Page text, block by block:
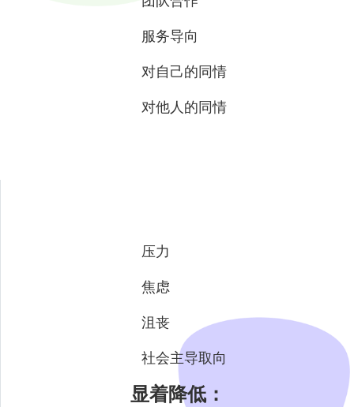
服务导向
对自己的同情
对他人的同情
压力
焦虑
沮丧
社会主导取向
显着降低：